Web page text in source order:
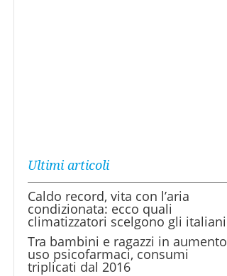
Ultimi articoli
Caldo record, vita con l’aria
condizionata: ecco quali
climatizzatori scelgono gli italiani
Tra bambini e ragazzi in aumento
uso psicofarmaci, consumi
triplicati dal 2016